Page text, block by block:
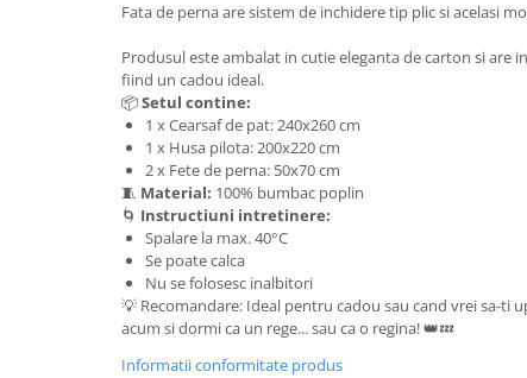
Fata de perna are sistem de inchidere tip plic si acelasi
Produsul este ambalat in cutie eleganta de carton si are
fiind un cadou ideal.
📦Setul contine:
1 x Cearsaf de pat: 240x260 cm
1 x Husa pilota: 200x220 cm
2 x Fete de perna: 50x70 cm
🧵 Material: 100% bumbac poplin
🌀 Instructiuni intretinere:
Spalare la max. 40°C
Se poate calca
Nu se folosesc inalbitori
💡 Recomandare: Ideal pentru cadou sau cand vrei sa-ti
acum si dormi ca un rege... sau ca o regina! 👑💤
Informatii conformitate produs